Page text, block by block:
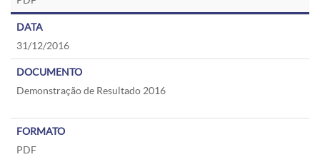
31/12/2016
Demonstração de Resultado 2016
PDF